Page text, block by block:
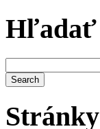
Hľadať
Stránky